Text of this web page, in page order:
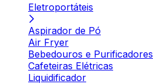
Eletroportáteis
Aspirador de Pó
Air Fryer
Bebedouros e Purificadores
Cafeteiras Elétricas
Liquidificador